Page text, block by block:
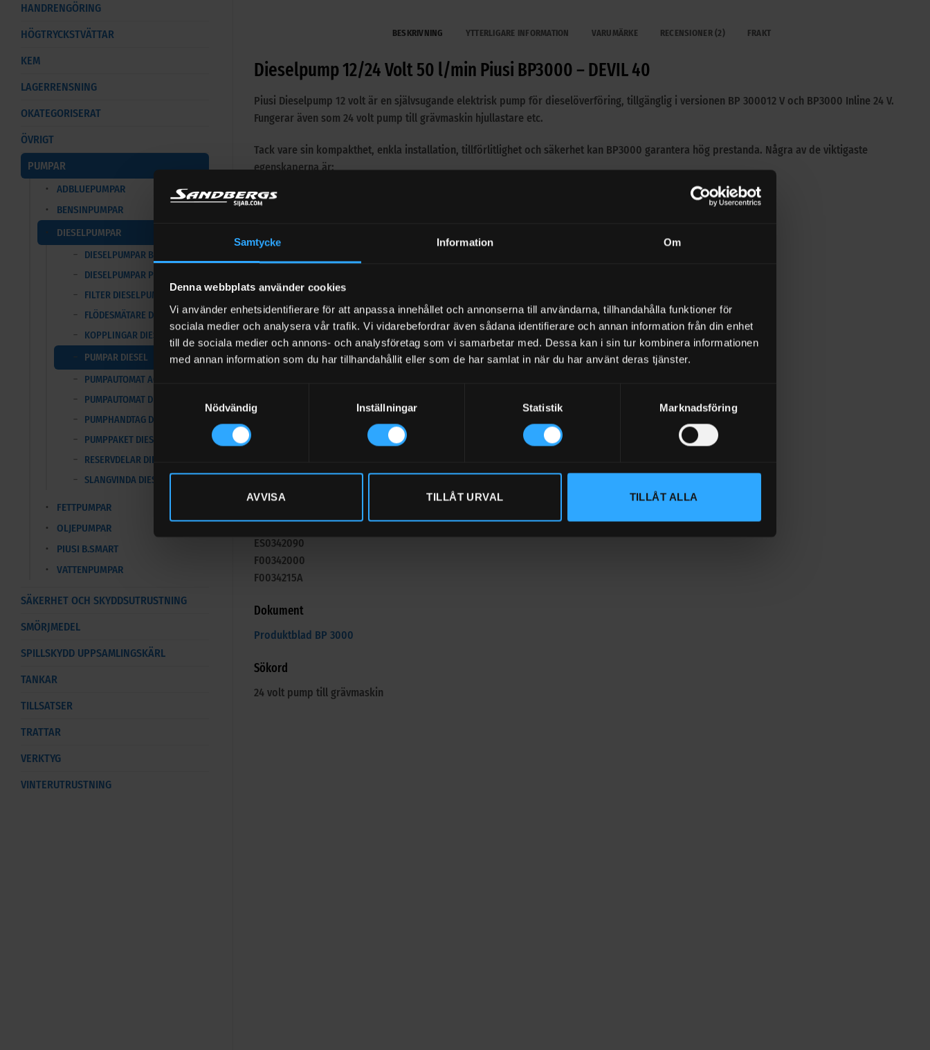
Samtycke Information Om
Denna webbplats använder cookies
Vi använder enhetsidentifierare för att anpassa innehållet och annonserna till användarna, tillhandahålla funktioner för
sociala medier och analysera vår trafik. Vi vidarebefordrar även sådana identifierare och annan information från din enhet
till de sociala medier och annons- och analysföretag som vi samarbetar med. Dessa kan i sin tur kombinera informationen
med annan information som du har tillhandahållit eller som de har samlat in när du har använt deras tjänster.
Nödvändig
Inställningar Statistik Marknadsföring
AVVISA TILLÅT URVAL TILLÅT ALLA
HANDRENGÖRING
HÖGTRYCKSTVÄTTAR
KEM
LAGERRENSNING
OKATEGORISERAT
ÖVRIGT
PUMPAR
ADBLUEPUMPAR
BENSINPUMPAR
DIESELPUMPAR
DIESELPUMPAR B.SMART
DIESELPUMPAR PROGRAMVARA
FILTER DIESELPUMPAR
FLÖDESMÄTARE DIESEL
KOPPLINGAR DIESEL
PUMPAR DIESEL
PUMPAUTOMAT AGILIS
PUMPAUTOMAT DIESEL
PUMPHANDTAG DIESEL
PUMPPAKET DIESEL
RESERVDELAR DIESEL
SLANGVINDA DIESEL
FETTPUMPAR
OLJEPUMPAR
PIUSI B.SMART
VATTENPUMPAR
SÄKERHET OCH SKYDDSUTRUSTNING
SMÖRJMEDEL
SPILLSKYDD UPPSAMLINGSKÄRL
TANKAR
TILLSATSER
TRATTAR
VERKTYG
VINTERUTRUSTNING
BESKRIVNING YTTERLIGARE INFORMATION VARUMÄRKE RECENSIONER (2) FRAKT
Dieselpump 12/24 Volt 50 l/min Piusi BP3000 – DEVIL 40
Piusi Dieselpump 12 volt är en självsugande elektrisk pump för dieselöverföring, tillgänglig i versionen BP 300012 V och BP3000 Inline 24 V.
Fungerar även som 24 volt pump till grävmaskin hjullastare etc.
Tack vare sin kompakthet, enkla installation, tillförlitlighet och säkerhet kan BP3000 garantera hög prestanda. Några av de viktigaste
egenskaperna är:
Pump av skoveltyp.
Använd i intermittent drift med en arbetscykel på 30 min.
OBS! För komplett pump med el och kablage köpas till.
Tillbehör
Elbox, 4 meter kablage och batteriklämmor 12/24V
Reservdelspump
ES0342090
F00342000
F0034215A
Dokument
Produktblad BP 3000
Sökord
24 volt pump till grävmaskin